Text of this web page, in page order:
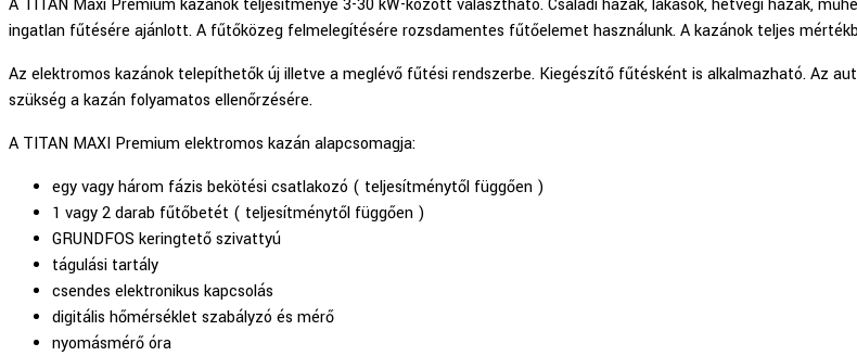
ingatlan fűtésére ajánlott. A fűtőközeg felmelegítésére rozsdamentes fűtőelemet használunk. A kazánok teljes
Az elektromos kazánok telepíthetők új illetve a meglévő fűtési rendszerbe. Kiegészítő fűtésként is alkalmazható. Az
szükség a kazán folyamatos ellenőrzésére.
A TITAN MAXI Premium elektromos kazán alapcsomagja:
egy vagy három fázis bekötési csatlakozó ( teljesítménytől függően )
1 vagy 2 darab fűtőbetét ( teljesítménytől függően )
GRUNDFOS keringtető szivattyú
tágulási tartály
csendes elektronikus kapcsolás
digitális hőmérséklet szabályzó és mérő
nyomásmérő óra